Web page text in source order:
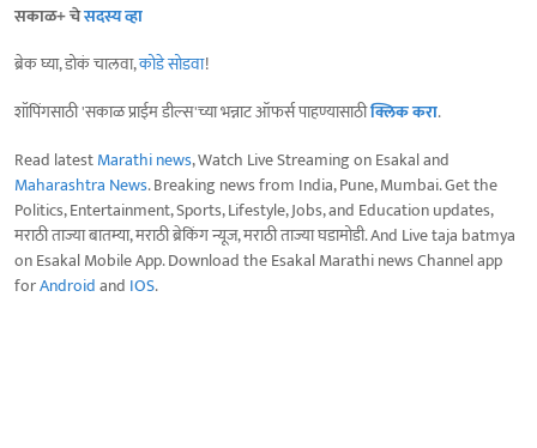
सकाळ+ चेसदस्य व्हा
ब्रेक घ्या, डोकं चालवा,कोडे सोडवा!
शॉपिंगसाठी 'सकाळ प्राईम डील्स'च्या भन्नाट ऑफर्स पाहण्यासाठीक्लिक करा.
Read latestMarathi news, Watch Live Streaming on Esakal and
Maharashtra News. Breaking news from India, Pune, Mumbai. Get the
Politics, Entertainment, Sports, Lifestyle, Jobs, and Education updates,
मराठी ताज्या बातम्या, मराठी ब्रेकिंग न्यूज, मराठी ताज्या घडामोडी. And Live taja batmya
on Esakal Mobile App. Download the Esakal Marathi news Channel app
forAndroidand IOS.